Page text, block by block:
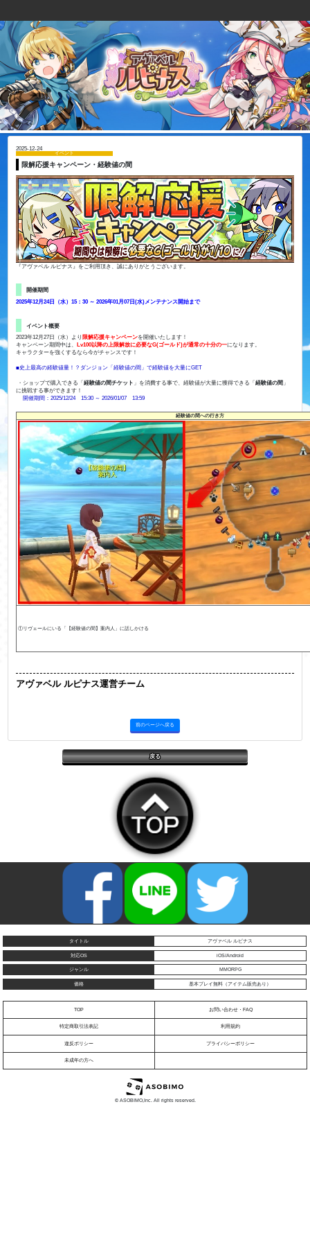
2025-12-24
イベント
限解応援キャンペーン・経験値の間
『アヴァベル ルピナス』をご利用頂き、誠にありがとうございます。
開催期間
2025年12月24日（水）15：30 ～ 2026年01月07日(水)メンテナンス開始まで
イベント概要
2023年12月27日（水）より限解応援キャンペーンを開催いたします！
キャンペーン期間中は、Lv100以降の上限解放に必要なG(ゴールド)が通常の十分の一になります。
キャラクターを強くするなら今がチャンスです！
■史上最高の経験値量！？ダンジョン「経験値の間 」で経験値を大量にGET
・ショップで購入できる「経験値の間チケット​ 」を消費する事で、経験値が大量に獲得できる「経験値の間 」
に挑戦する事ができます！
開催期間：2025/12/24 15:30 ～ 2026/01/07 13:59
経験値の間への行き方
①リヴェールにいる「【経験値の間】案内人」に話しかける
アヴァベル ルピナス運営チーム
前のページへ戻る
戻る
タイトル アヴァベル ルピナス
対応OS iOS/Android
ジャンル MMORPG
価格 基本プレイ無料（アイテム販売あり）
TOP お問い合わせ・FAQ
特定商取引法表記 利用規約
違反ポリシー プライバシーポリシー
未成年の方へ
© ASOBIMO,Inc. All rights reserved.